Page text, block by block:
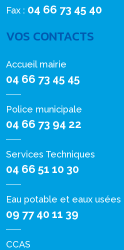
Fax : 04 66 73 45 40
VOS CONTACTS
Accueil mairie
04 66 73 45 45
Police municipale
04 66 73 94 22
Services Techniques
04 66 51 10 30
Eau potable et eaux
09 77 40 11 39
CCAS